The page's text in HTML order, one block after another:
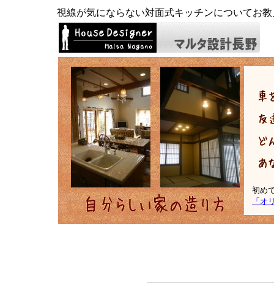
視線が気にならない対面式キッチンについてお
初め
「オ